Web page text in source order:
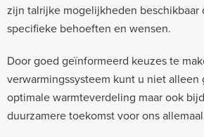
zijn talrijke mogelijkheden beschikbaar
specifieke behoeften en wensen.
Door goed geïnformeerd keuzes te
verwarmingssysteem kunt u niet alleen
optimale warmteverdeling maar ook
duurzamere toekomst voor ons